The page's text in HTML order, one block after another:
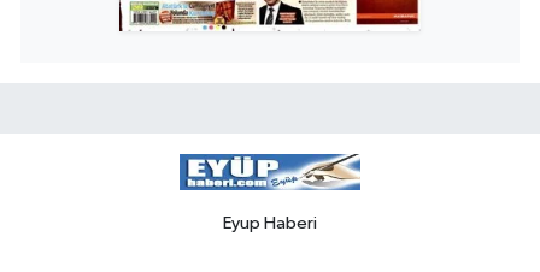
Eyup Haberi